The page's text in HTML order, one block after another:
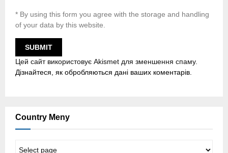
* By using this form you agree with the storage and handling
of your data by this website.
Цей сайт використовує Akismet для зменшення спаму.
Дізнайтеся, як обробляються дані ваших коментарів.
Country Meny